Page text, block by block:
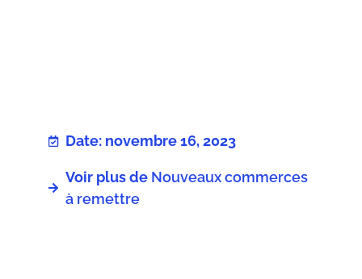
Date: novembre 16, 2023
Voir plus de Nouveaux commerces
à remettre